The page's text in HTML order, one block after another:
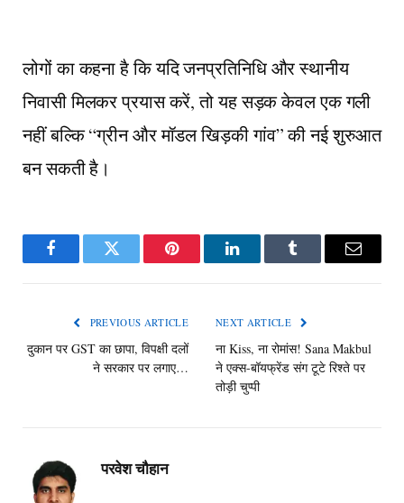
लोगों का कहना है कि यदि जनप्रतिनिधि और स्थानीय
निवासी मिलकर प्रयास करें, तो यह सड़क केवल एक गली
नहीं बल्कि “ग्रीन और मॉडल खिड़की गांव” की नई शुरुआत
बन सकती है।
FacebookTwitter Pinterest LinkedInTumblr Email
PREVIOUS ARTICLE
दुकान पर GST का छापा, विपक्षी दलों
ने सरकार पर लगाए…
NEXT ARTICLE
ना Kiss, ना रोमांस! Sana Makbul
ने एक्स-बॉयफ्रेंड संग टूटे रिश्ते पर
तोड़ी चुप्पी
परवेश चौहान